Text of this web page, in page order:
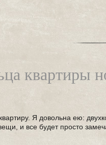
квартиры
Я довольна ею:
и все будет просто